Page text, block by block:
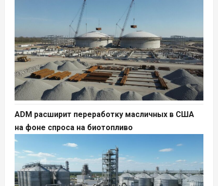
ADM расширит переработку масличных в США
на фоне спроса на биотопливо